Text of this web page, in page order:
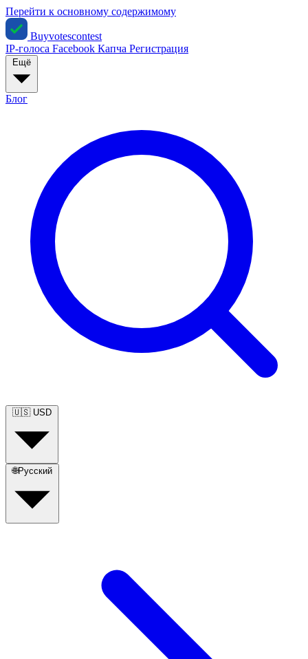
Перейти к основному содержимому
Buyvotescontest
IP-голоса Facebook Капча Регистрация
Блог
🇺🇸 USD
🌐Русский